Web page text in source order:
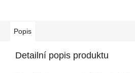
Popis
Detailní popis produktu